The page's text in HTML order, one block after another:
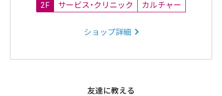
2F サービス・クリニック カルチャー
ショップ詳細
友達に教える